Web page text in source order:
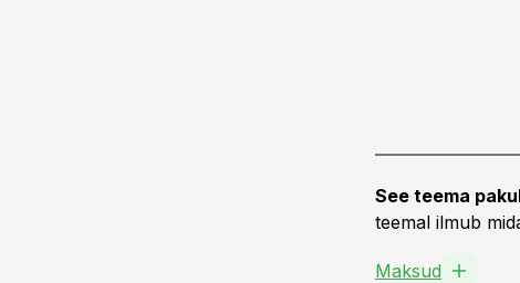
See teema
teemal ilmub
Maksud